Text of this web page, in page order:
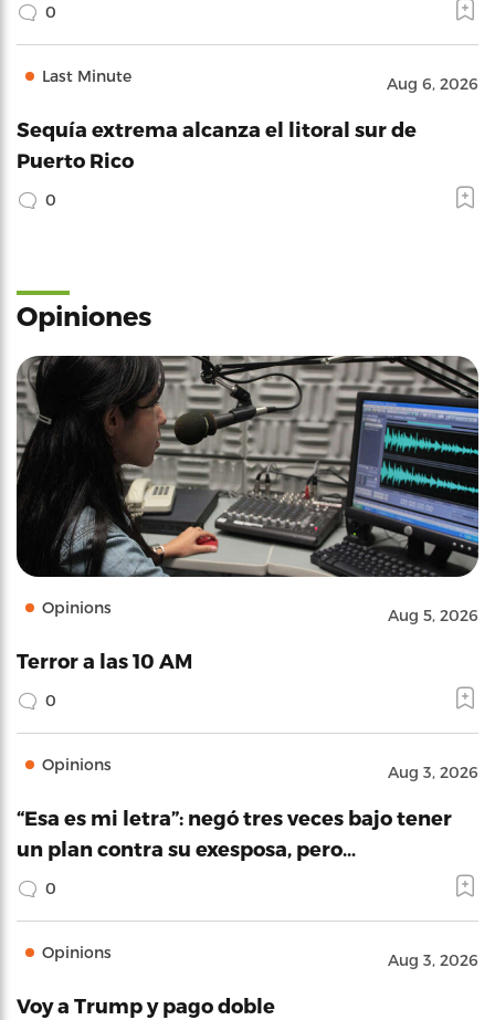
0
Last Minute Aug 6, 2026
Sequía extrema alcanza el litoral sur de
Puerto Rico
0
Opiniones
Opinions Aug 5, 2026
Terror a las 10 AM
0
Opinions Aug 3, 2026
“Esa es mi letra”: negó tres veces bajo tener
un plan contra su exesposa, pero…
0
Opinions Aug 3, 2026
Voy a Trump y pago doble